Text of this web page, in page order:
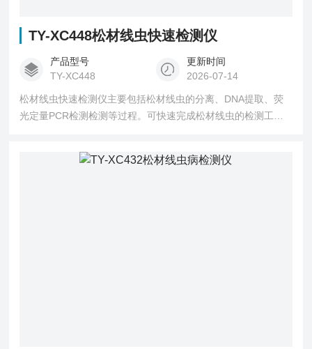
TY-XC448松材线虫快速检测仪
产品型号
TY-XC448
更新时间
2026-07-14
松材线虫快速检测仪主要包括松材线虫的分离、DNA提取、荧
光定量PCR检测检测等过程。可快速完成松材线虫的检测工
外快检系统可便携移动作业，为野外松材线虫检测提供了便